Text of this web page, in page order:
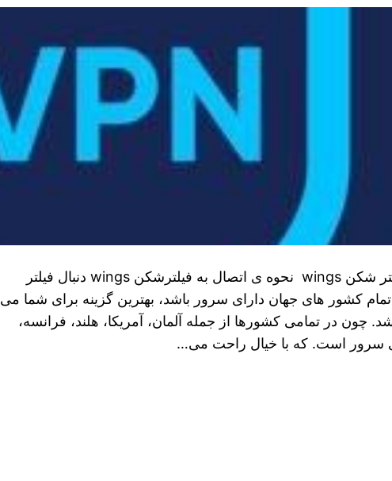
روش استفاده از فیلتر شکن wings نحوه ی اتصال به فیلترشکن wings دنبال فیلتر
کشور های جهان دارای سرور باشد، بهترین گزینه برای شما می‌
چون در تمامی کشورها از جمله آلمان، آمریکا، هلند، فرانسه،
سرور است. که با خیال راحت می‌…